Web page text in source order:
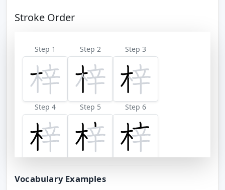
Stroke Order
Step 1 Step 2 Step 3
Step 4 Step 5 Step 6
Vocabulary Examples